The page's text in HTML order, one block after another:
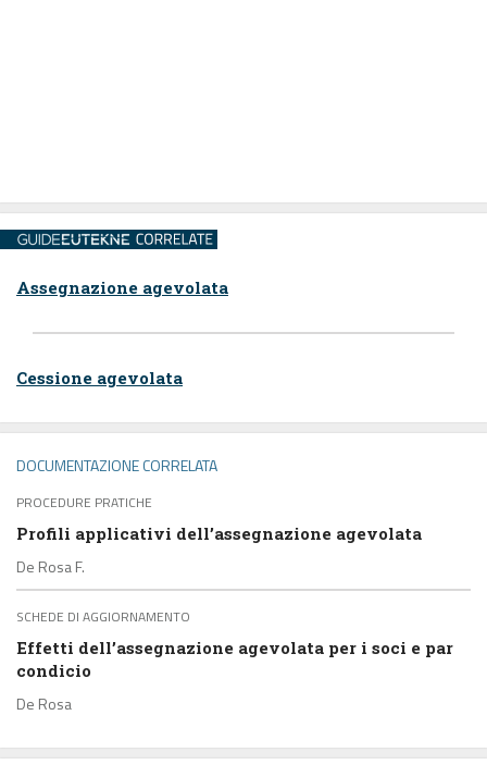
Assegnazione agevolata
Cessione agevolata
DOCUMENTAZIONE CORRELATA
PROCEDURE PRATICHE
Profili applicativi dell’assegnazione agevolata
De Rosa F.
SCHEDE DI AGGIORNAMENTO
Effetti dell’assegnazione agevolata per i soci e par
condicio
De Rosa